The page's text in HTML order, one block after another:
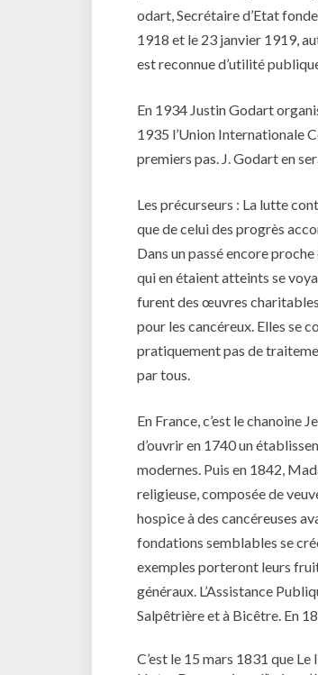
odart, Secrétaire d’Etat
1918 et le 23 janvier 1919,
est reconnue d’utilité
En 1934 Justin Godart
1935 l’Union Internationale
premiers pas. J. Godart en
Les précurseurs : La lutte
que de celui des progrès
Dans un passé encore
qui en étaient atteints se
furent des œuvres
pour les cancéreux. Elles se
pratiquement pas de
par tous.
En France, c’est le chanoine
d’ouvrir en 1740 un
modernes. Puis en 1842,
religieuse, composée de
hospice à des cancéreuses
fondations semblables se
exemples porteront leurs
généraux. L’Assistance
Salpêtrière et à Bicêtre. En
C’est le 15 mars 1831 que Le